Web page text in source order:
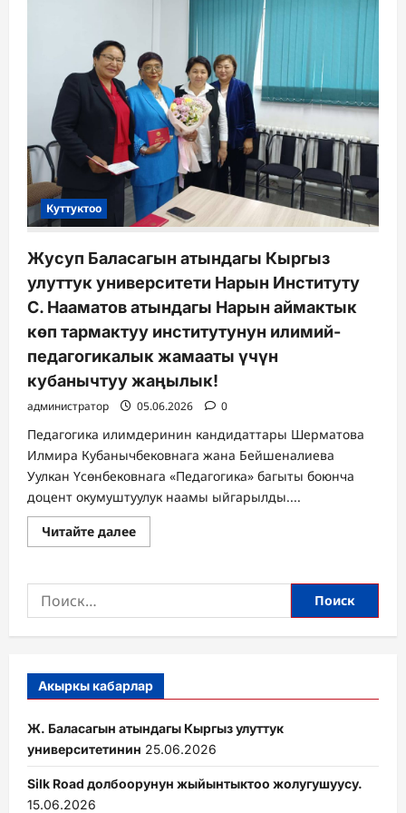
Куттуктоо
Жусуп Баласагын атындагы Кыргыз
улуттук университети Нарын Институту
С. Нааматов атындагы Нарын аймактык
көп тармактуу институтунун илимий-
педагогикалык жамааты үчүн
кубанычтуу жаңылык!
администратор 05.06.2026 0
Педагогика илимдеринин кандидаттары Шерматова
Илмира Кубанычбековнага жана Бейшеналиева
Уулкан Үсөнбековнага «Педагогика» багыты боюнча
доцент окумуштуулук наамы ыйгарылды....
Читайте далееПрочитать
больше
Баласагын
улуттук
С.
Нааматов
атындагы
аймактык
көп
тармактуу
институтунун
илимий-
педагогикалык
жамааты
Найти:
Акыркы кабарлар
Ж. Баласагын атындагы Кыргыз улуттук
университетинин 25.06.2026
Silk Road долбоорунун жыйынтыктоо жолугушуусу.
15.06.2026